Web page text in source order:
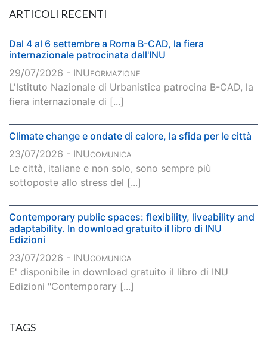
ARTICOLI RECENTI
Dal 4 al 6 settembre a Roma B-CAD, la fiera
internazionale patrocinata dall'INU
29/07/2026 - INUFORMAZIONE
L'Istituto Nazionale di Urbanistica patrocina B-CAD, la
fiera internazionale di [...]
Climate change e ondate di calore, la sfida per le città
23/07/2026 - INUCOMUNICA
Le città, italiane e non solo, sono sempre più
sottoposte allo stress del [...]
Contemporary public spaces: flexibility, liveability and
adaptability. In download gratuito il libro di INU
Edizioni
23/07/2026 - INUCOMUNICA
E' disponibile in download gratuito il libro di INU
Edizioni "Contemporary [...]
TAGS